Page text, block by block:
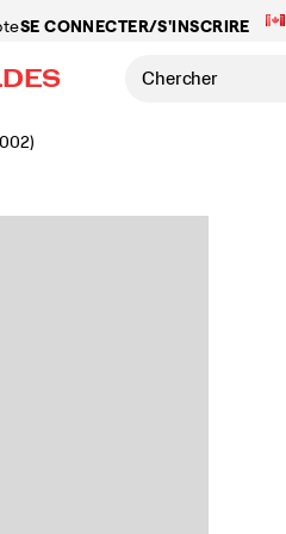
SE CONNECTER/S'INSCRIRE